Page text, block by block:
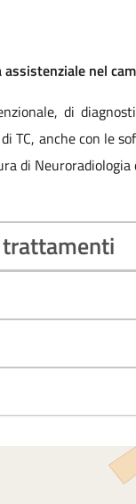
nel
di
TC, anche con le
di Neuroradiologia